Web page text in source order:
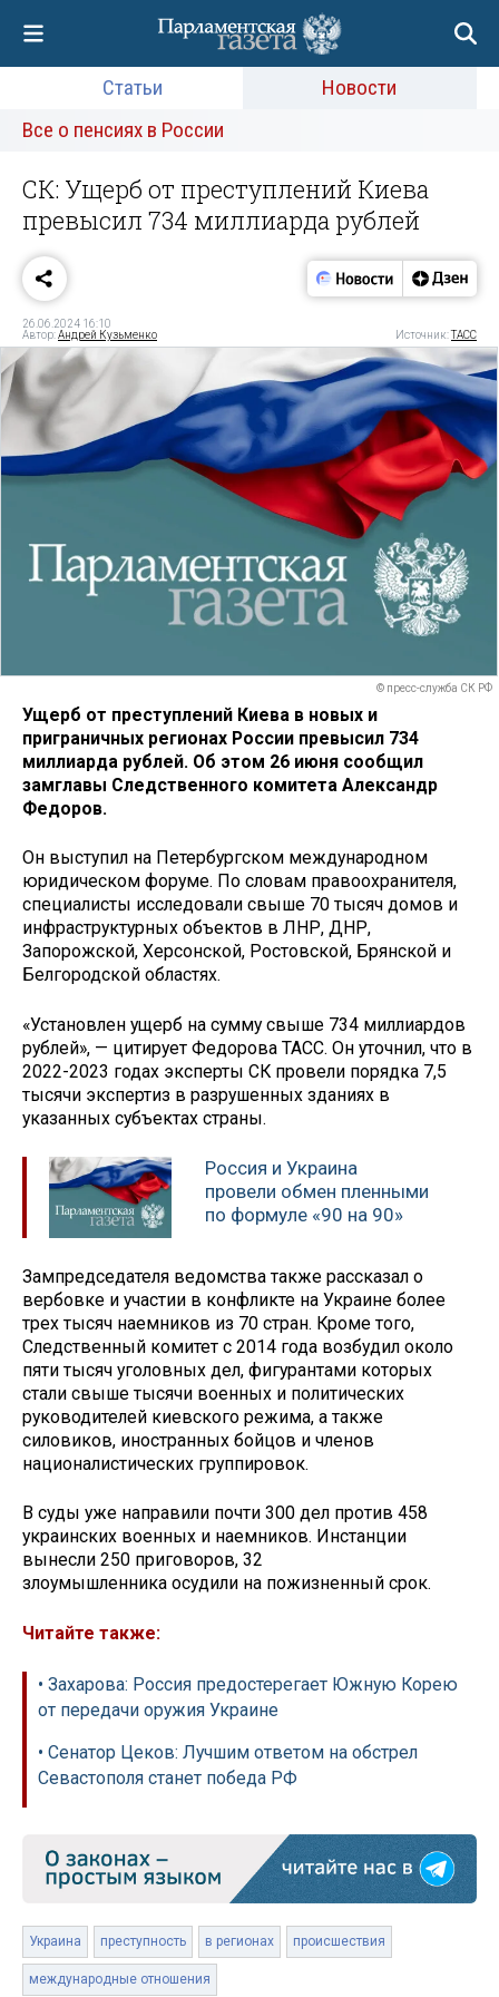
Статьи
Новости
Все о пенсиях в России
СК: Ущерб от преступлений Киева
превысил 734 миллиарда рублей
26.06.2024 16:10
Автор:Андрей Кузьменко Источник:ТАСС
© пресс-служба СК РФ
Ущерб от преступлений Киева в новых и
приграничных регионах России превысил 734
миллиарда рублей. Об этом 26 июня сообщил
замглавы Следственного комитета Александр
Федоров.
Он выступил на Петербургском международном
юридическом форуме. По словам правоохранителя,
специалисты исследовали свыше 70 тысяч домов и
инфраструктурных объектов в ЛНР, ДНР,
Запорожской, Херсонской, Ростовской, Брянской и
Белгородской областях.
«Установлен ущерб на сумму свыше 734 миллиардов
рублей», — цитирует Федорова ТАСС. Он уточнил, что в
2022-2023 годах эксперты СК провели порядка 7,5
тысячи экспертиз в разрушенных зданиях в
указанных субъектах страны.
Россия и Украина
провели обмен пленными
по формуле «90 на 90»
Зампредседателя ведомства также рассказал о
вербовке и участии в конфликте на Украине более
трех тысяч наемников из 70 стран. Кроме того,
Следственный комитет с 2014 года возбудил около
пяти тысяч уголовных дел, фигурантами которых
стали свыше тысячи военных и политических
руководителей киевского режима, а также
силовиков, иностранных бойцов и членов
националистических группировок.
В суды уже направили почти 300 дел против 458
украинских военных и наемников. Инстанции
вынесли 250 приговоров, 32
злоумышленника осудили на пожизненный срок.
Читайте также:
• Захарова: Россия предостерегает Южную Корею
от передачи оружия Украине
• Сенатор Цеков: Лучшим ответом на обстрел
Севастополя станет победа РФ
Украина преступность в регионах происшествия
международные отношения